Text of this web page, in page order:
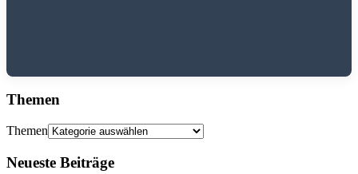
Themen
Themen
Neueste Beiträge